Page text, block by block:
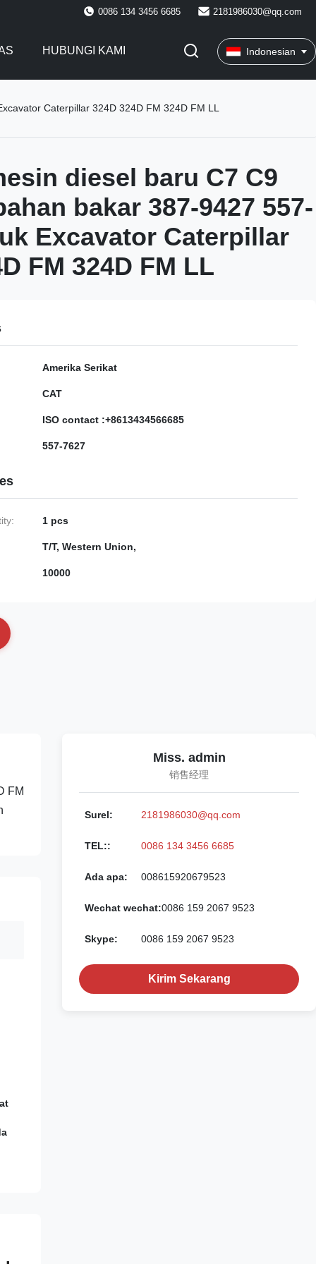
0086 134 3456 6685 2181986030@qq.com
HUBUNGI KAMI Indonesian
Caterpillar 324D 324D FM 324D FM LL
diesel baru C7 C9
bakar 387-9427 557-
Excavator Caterpillar
FM 324D FM LL
Amerika Serikat
CAT
ISO contact :+8613434566685
557-7627
1 pcs
T/T, Western Union,
10000
FM
Miss. admin
销售经理
Surel: 2181986030@qq.com
TEL:: 0086 134 3456 6685
Ada apa: 008615920679523
Wechat wechat:0086 159 2067 9523
Skype: 0086 159 2067 9523
Kirim Sekarang